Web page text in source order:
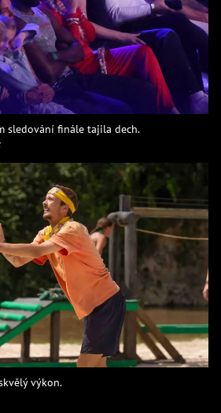
sledování finále tajila dech.
výkon.